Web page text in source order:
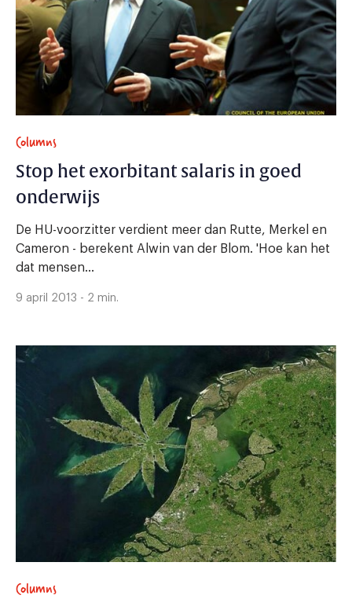
Columns
Stop het exorbitant salaris in goed
onderwijs
De HU-voorzitter verdient meer dan Rutte, Merkel en
Cameron - berekent Alwin van der Blom. 'Hoe kan het
dat mensen...
9 april 2013 - 2 min.
Columns